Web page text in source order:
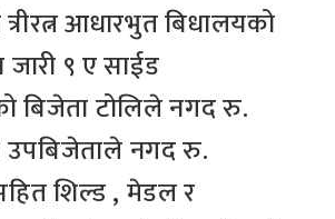
आधारभुत बिधालयको
९ ए साईड
बिजेता टोलिले नगद रु.
नगद रु.
शिल्ड , मेडल र